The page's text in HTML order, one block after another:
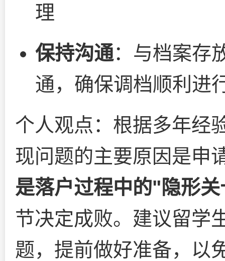
理
保持沟通：与档案存
通，确保调档顺利进
个人观点：根据多年经
现问题的主要原因是申
是落户过程中的"隐形
节决定成败。建议留学
题，提前做好准备，以